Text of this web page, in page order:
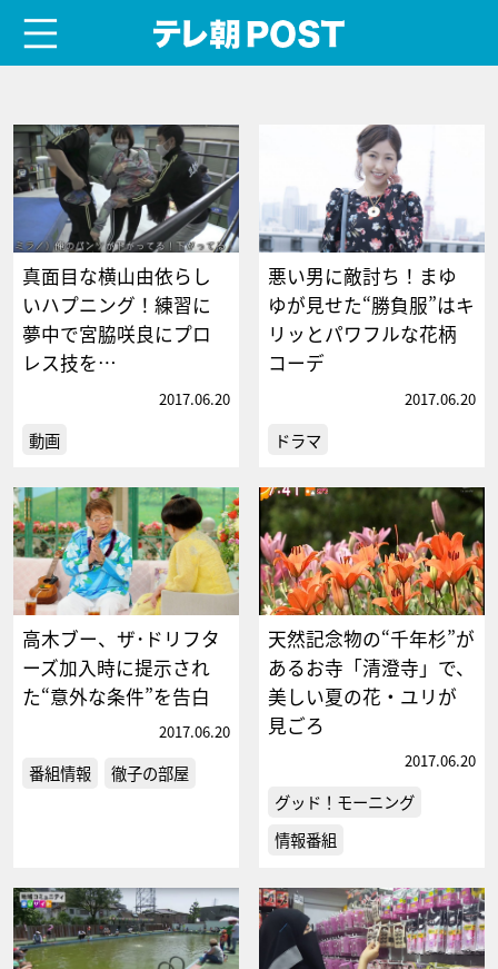
真面目な横山由依らし
いハプニング！練習に
夢中で宮脇咲良にプロ
レス技を…
2017.06.20
動画
悪い男に敵討ち！まゆ
ゆが見せた“勝負服”はキ
リッとパワフルな花柄
コーデ
2017.06.20
ドラマ
高木ブー、ザ･ドリフタ
ーズ加入時に提示され
た“意外な条件”を告白
2017.06.20
番組情報 徹子の部屋
天然記念物の“千年杉”が
あるお寺「清澄寺」で、
美しい夏の花・ユリが
見ごろ
2017.06.20
グッド！モーニング
情報番組